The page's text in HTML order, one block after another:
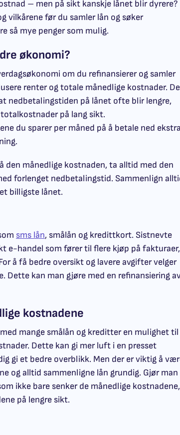
Send omtale
– men på sikt kanskje lånet blir dyrere?
vilkårene før du samler lån og søker
så mye penger som mulig.
økonomi?
om du refinansierer og samler
renter og totale månedlige kostnader.
nedbetalingstiden på lånet ofte blir lengre,
på lang sikt.
du sparer per måned på å betale ned ekstra
den månedlige kostnaden, ta alltid med den
forlenget nedbetalingstid. Sammenlign
billigste lånet.
sms lån, smålån og kredittkort. Sistnevte
e-handel som fører til flere kjøp på fakturaer,
å få bedre oversikt og lavere avgifter velger
Dette kan man gjøre med en refinansiering
kostnadene
mange smålån og kreditter en mulighet til
Dette kan gi mer luft i en presset
gi et bedre overblikk. Men der er viktig å
og alltid sammenligne lån grundig. Gjør man
ikke bare senker de månedlige kostnadene,
på lengre sikt.